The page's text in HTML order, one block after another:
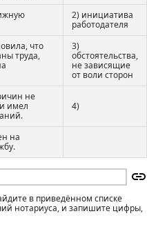
2) инициатива
работодателя
что
труда,
3)
обстоятельства,
не зависящие
от воли сторон
не
имел
4)
на
в приведённом списке
нотариуса, и запишите цифры,